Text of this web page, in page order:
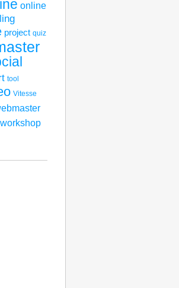
online
project quiz
tool
Vitesse
workshop